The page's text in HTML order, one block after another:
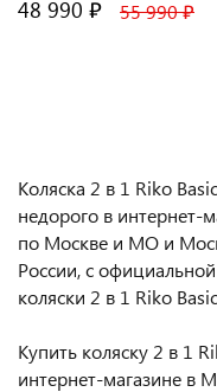
48 990 ₽ 55 990 ₽
Коляска 2 в 1 Riko
недорого в интернет-
по Москве и МО и
России, с
коляски 2 в 1 Riko
Купить коляску 2 в 1
интернет-магазине в